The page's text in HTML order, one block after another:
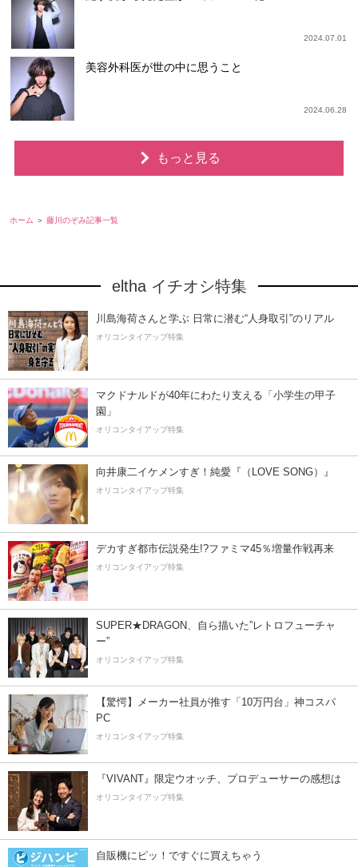
2024.07.01
美容外科医が世の中に思うこと
2024.06.28
もっと見る
ホーム 藤川のぞみ記事一覧
eltha イチオシ特集
川島海荷さんと学ぶ 日常に潜む“人身取引”のリアル
オリコンタイアップ特集
マクドナルドが40年にわたり支える「小学生の甲子
園」
オリコンタイアップ特集
向井康二イケメンすぎ！純愛『（LOVE SONG）』
オリコンタイアップ特集
デカすぎ都市伝説発生!?ファミマ45％増量作戦再来
オリコンタイアップ特集
SUPER★DRAGON、自ら描いた”レトロフューチャ
ー”
オリコンタイアップ特集
【驚愕】メーカー社員が推す「10万円台」神コスパ
PC
オリコンタイアップ特集
『VIVANT』限定ウオッチ、プロデューサーの感想は
オリコンタイアップ特集
自販機にピッ！ですぐに買えちゃう